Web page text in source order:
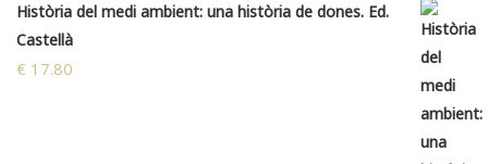
Història del medi ambient: una història de dones. Ed.
Castellà
€ 17.80